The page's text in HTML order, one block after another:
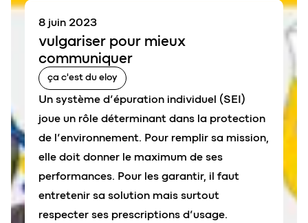
vulgariser pour mieux
communiquer
8 juin 2023
ça c'est du eloy
Un système d’épuration individuel (SEI)
joue un rôle déterminant dans la protection
de l’environnement. Pour remplir sa mission,
elle doit donner le maximum de ses
performances. Pour les garantir, il faut
entretenir sa solution mais surtout
respecter ses prescriptions d’usage.